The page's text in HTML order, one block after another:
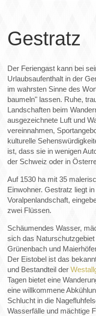
Gestratz
Der Feriengast kann bei
Urlaubsaufenthalt in der
im wahrsten Sinne des
baumeln" lassen. Ruhe,
Landschaften beim
ausgezeichnete Luft und
vereinnahmen,
kulturelle
ist, dass sie in wenigen
der Schweiz oder in
Auf 1530 ha mit 35
Einwohner. Gestratz liegt
Voralpenlandschaft,
zwei Flüssen.
Schäumendes Wasser,
sich das
Grünenbach und
Der Eistobel ist das
und Bestandteil der
Tagen bietet eine
eine willkommene
Schlucht in die
Wasserfälle und mächtige